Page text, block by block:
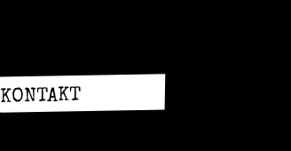
KONTAKT